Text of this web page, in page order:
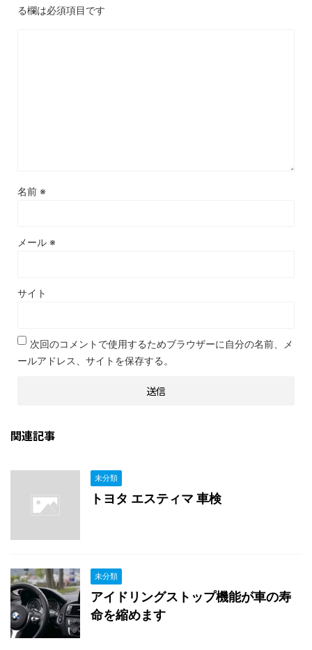
る欄は必須項目です
名前 ※
メール ※
サイト
次回のコメントで使用するためブラウザーに自分の名前、メ
ールアドレス、サイトを保存する。
関連記事
未分類
トヨタ エスティマ 車検
未分類
アイドリングストップ機能が車の寿
命を縮めます